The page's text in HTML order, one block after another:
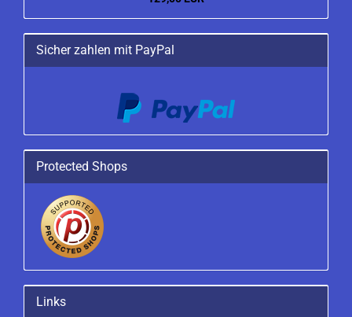
Sicher zahlen mit PayPal
Protected Shops
Links